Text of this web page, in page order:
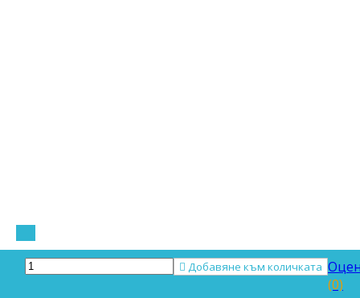
 Добавяне към количката
(0)